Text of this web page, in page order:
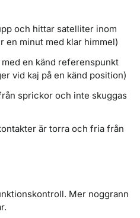
och hittar satelliter inom
en minut med klar himmel)
en känd referenspunkt
vid kaj på en känd position)
sprickor och inte skuggas
är torra och fria från
Mer noggrann